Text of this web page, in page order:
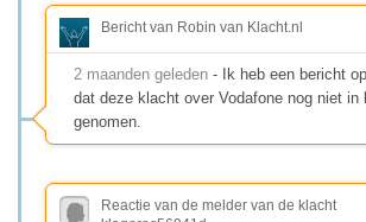
Bericht van Robin van Klacht.nl
2 maanden geleden - Ik heb een bericht
dat deze klacht over Vodafone nog niet in
genomen.
Reactie van de melder van de klacht